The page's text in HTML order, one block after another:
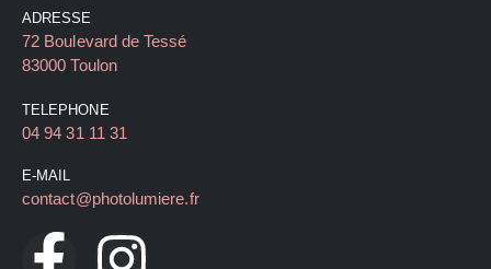
ADRESSE
72 Boulevard de Tessé
83000 Toulon
TELEPHONE
04 94 31 11 31
E-MAIL
contact@photolumiere.fr